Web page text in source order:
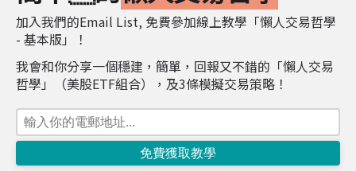
加入我們的Email List, 免費參加線上教學「懶人交易哲學
- 基本版」！
我會和你分享一個穩建，簡單，回報又不錯的「懶人交易
哲學」（美股ETF組合），及3條模擬交易策略！
免費獲取教學